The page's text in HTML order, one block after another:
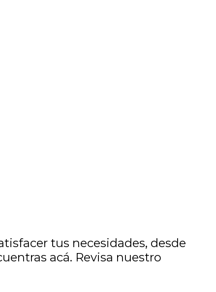
tus necesidades, desde
acá. Revisa nuestro